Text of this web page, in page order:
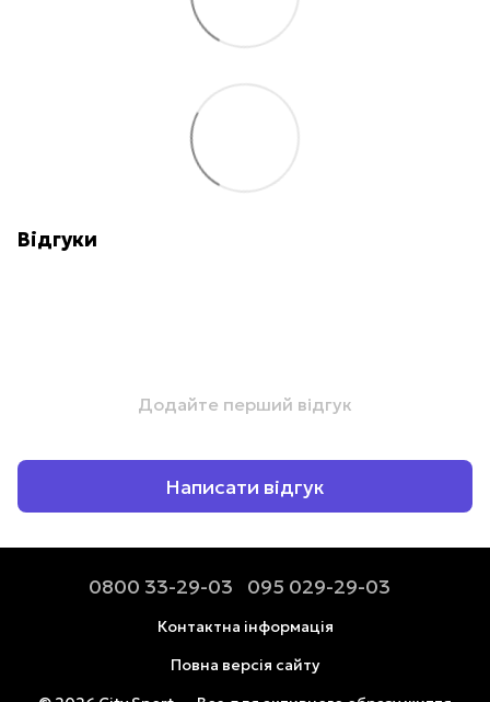
Відгуки
Додайте перший відгук
Написати відгук
0800 33-29-03 095 029-29-03
Контактна інформація
Повна версія сайту